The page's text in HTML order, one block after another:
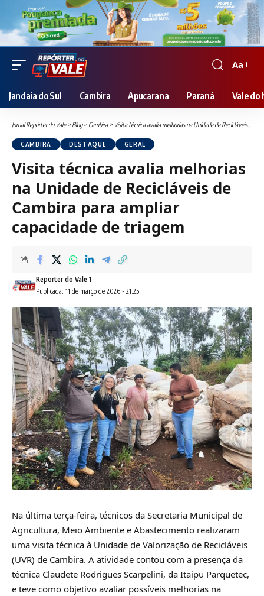
Font
Resizer
Aa
Jandaia do Sul Cambira Apucarana Paraná Vale do
Jornal Repórter do Vale> Blog> Cambira> Visita técnica avalia melhorias na Unidade de Recicláveis de Cambira para ampliar capacidade de triagem
CAMBIRA DESTAQUE GERAL
Visita técnica avalia melhorias
na Unidade de Recicláveis de
Cambira para ampliar
capacidade de triagem
Publicada: 11 de março de 2026 - 21:25
Reporter do Vale 1
Na última terça-feira, técnicos da Secretaria Municipal de
Agricultura, Meio Ambiente e Abastecimento realizaram
uma visita técnica à Unidade de Valorização de Recicláveis
(UVR) de Cambira. A atividade contou com a presença da
técnica Claudete Rodrigues Scarpelini, da Itaipu Parquetec,
e teve como objetivo avaliar possíveis melhorias na